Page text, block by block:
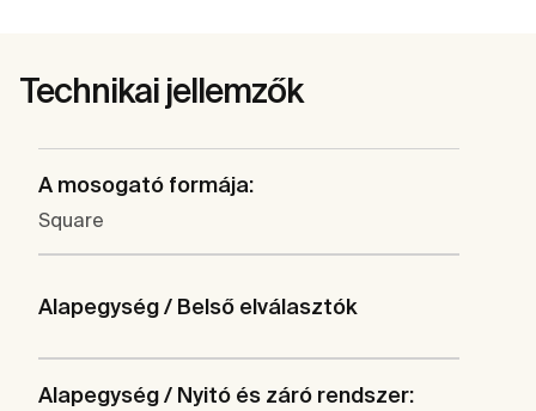
Technikai jellemzők
A mosogató formája:
Square
Alapegység / Belső elválasztók
Alapegység / Nyitó és záró rendszer: